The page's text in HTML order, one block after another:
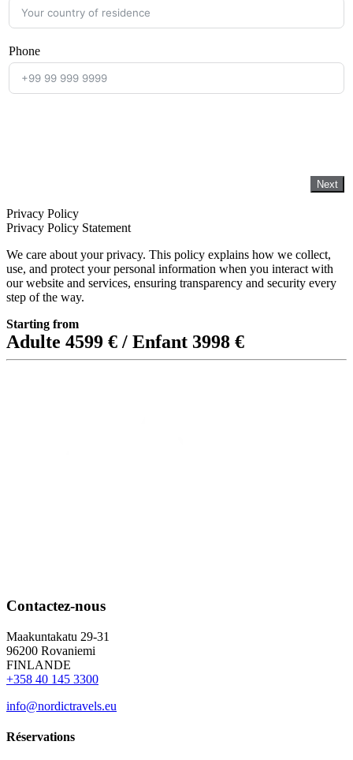
Phone
Next
Privacy Policy
Privacy Policy Statement
We care about your privacy. This policy explains how we collect,
use, and protect your personal information when you interact with
our website and services, ensuring transparency and security every
step of the way.
Starting from
Adulte 4599 € / Enfant 3998 €
Contactez-nous
Maakuntakatu 29-31
96200 Rovaniemi
FINLANDE
+358 40 145 3300
info@nordictravels.eu
Réservations